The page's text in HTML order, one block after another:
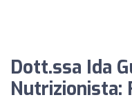
Dott.ssa Ida
Nutrizionista: